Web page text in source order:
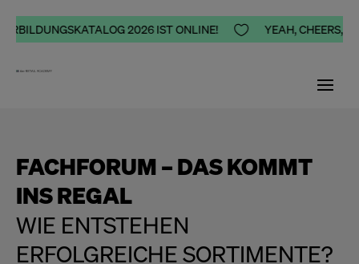
2026 IST ONLINE!  YEAH, CHEERS,
FACHFORUM – DAS KOMMT
INS REGAL
WIE ENTSTEHEN
ERFOLGREICHE SORTIMENTE?